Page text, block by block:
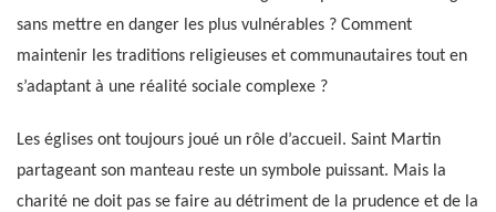
sans mettre en danger les plus vulnérables ? Comment
maintenir les traditions religieuses et communautaires tout en
s’adaptant à une réalité sociale complexe ?
Les églises ont toujours joué un rôle d’accueil. Saint Martin
partageant son manteau reste un symbole puissant. Mais la
charité ne doit pas se faire au détriment de la prudence et de la